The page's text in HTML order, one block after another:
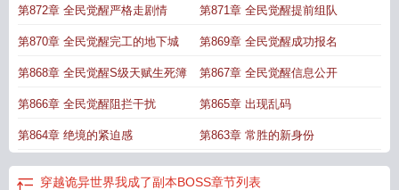
诡异世界
穿越诡异世界属性加点流 穿越诡异世界成为主角穿越诡异世界的
越诡异的世界 修炼武道穿越诡异世界我成了副本boss左临安穿越诡异世界我成
光
第872章 全民觉醒严格走剧情 第871章 全民觉醒提前组队
第870章 全民觉醒完工的地下城 第869章 全民觉醒成功报名
第868章 全民觉醒S级天赋生死簿 第867章 全民觉醒信息公开
第866章 全民觉醒阻拦干扰 第865章 出现乱码
第864章 绝境的紧迫感 第863章 常胜的新身份
穿越诡异世界我成了副本BOSS章节列表